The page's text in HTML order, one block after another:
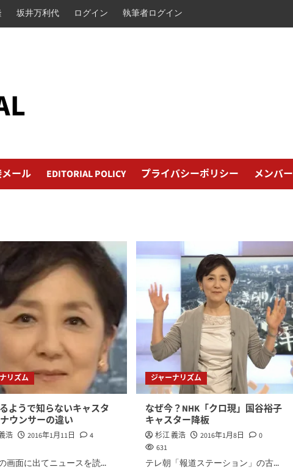
坂井万利代 ログイン 執筆者ログイン
ール EDITORIAL POLICY プライバシーポリシー メンバー
リズム
ようで知らないキャスタ
ウンサーの違い
浩 2016年1月11日
4
画面に出てニュースを読...
ジャーナリズム
なぜ今？NHK「クロ現」国谷裕子
キャスター降板
杉江 義浩 2016年1月8日
0
631
テレ朝「報道ステーション」の古...